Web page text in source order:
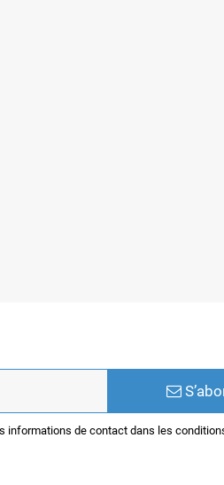
informations de contact dans les